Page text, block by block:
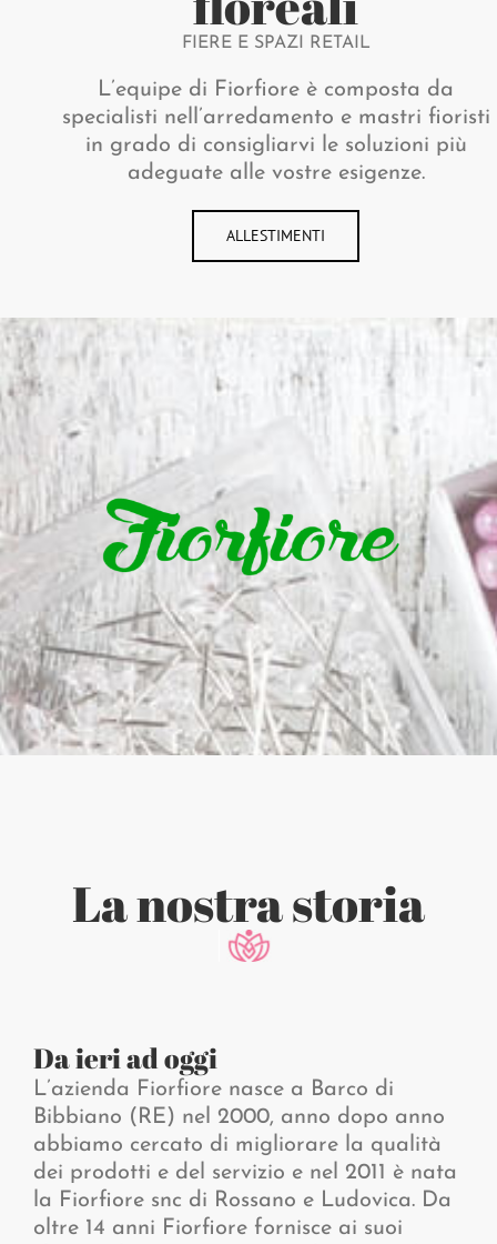
FIERE E SPAZI RETAIL
L’equipe di Fiorfiore è composta da
specialisti nell’arredamento e mastri fioristi
in grado di consigliarvi le soluzioni più
adeguate alle vostre esigenze.
ALLESTIMENTI
La nostra storia
Da ieri ad oggi
L’azienda Fiorfiore nasce a Barco di
Bibbiano (RE) nel 2000, anno dopo anno
abbiamo cercato di migliorare la qualità
dei prodotti e del servizio e nel 2011 è nata
la Fiorfiore snc di Rossano e Ludovica. Da
oltre 14 anni Fiorfiore fornisce ai suoi